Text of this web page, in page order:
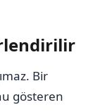
Bir
gösteren